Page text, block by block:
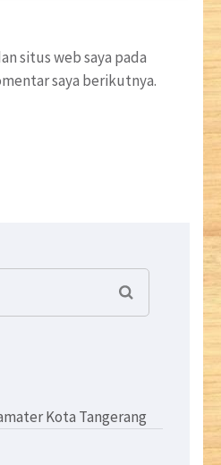
situs web saya pada
saya berikutnya.